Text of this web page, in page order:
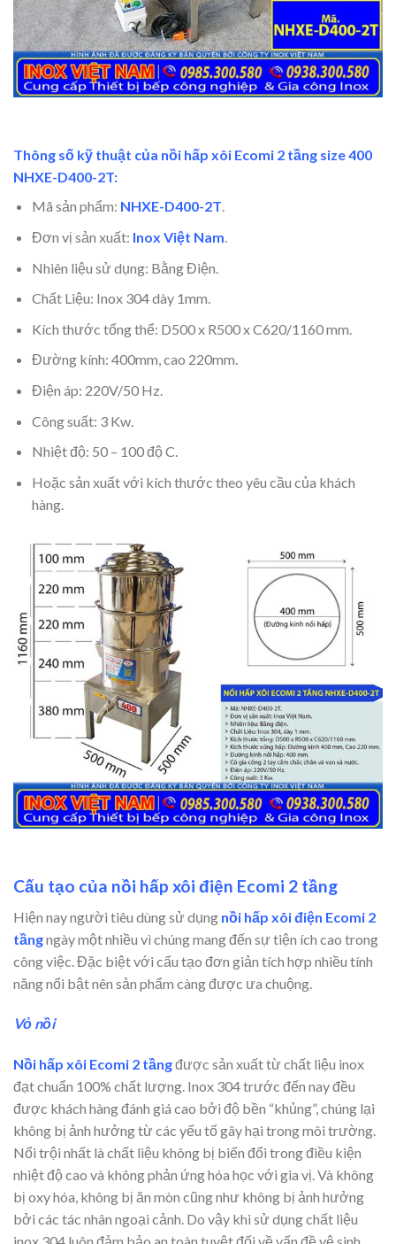
Thông số kỹ thuật của nồi hấp xôi Ecomi 2 tầng size 400
NHXE-D400-2T:
Mã sản phẩm: NHXE-D400-2T.
Đơn vị sản xuất: Inox Việt Nam.
Nhiên liệu sử dụng: Bằng Điện.
Chất Liệu: Inox 304 dày 1mm.
Kích thước tổng thể: D500 x R500 x C620/1160 mm.
Đường kính: 400mm, cao 220mm.
Điện áp: 220V/50 Hz.
Công suất: 3 Kw.
Nhiệt độ: 50 – 100 độ C.
Hoặc sản xuất với kích thước theo yêu cầu của khách
hàng.
Cấu tạo của nồi hấp xôi điện Ecomi 2 tầng
Hiện nay người tiêu dùng sử dụng nồi hấp xôi điện Ecomi 2
tầngngày một nhiều vì chúng mang đến sự tiện ích cao trong
công việc. Đặc biệt với cấu tạo đơn giản tích hợp nhiều tính
năng nổi bật nên sản phẩm càng được ưa chuộng.
Vỏ nồi
Nồi hấp xôi Ecomi 2 tầngđược sản xuất từ chất liệu inox
đạt chuẩn 100% chất lượng. Inox 304 trước đến nay đều
được khách hàng đánh giá cao bởi độ bền “khủng”, chúng lại
không bị ảnh hưởng từ các yếu tố gây hại trong môi trường.
Nổi trội nhất là chất liệu không bị biến đổi trong điều kiện
nhiệt độ cao và không phản ứng hóa học với gia vị. Và không
bị oxy hóa, không bị ăn mòn cũng như không bị ảnh hưởng
bởi các tác nhân ngoại cảnh. Do vậy khi sử dụng chất liệu